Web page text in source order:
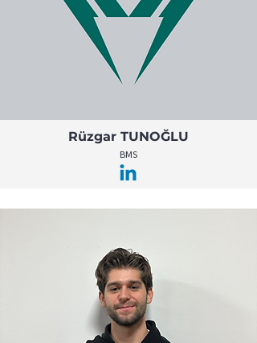
Rüzgar TUNOĞLU
BMS